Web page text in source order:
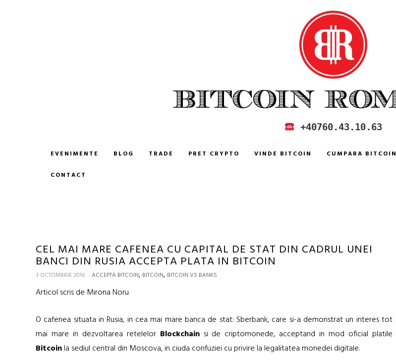
CUMPARA SI VINDE BITCOIN IN ROMANIA +40760.43.10.63
EVENIMENTE BLOG TRADE PRET CRYPTO VINDE BITCOIN CUMPARA BITCOIN
CONTACT
CEL MAI MARE CAFENEA CU CAPITAL DE STAT DIN CADRUL UNEI
BANCI DIN RUSIA ACCEPTA PLATA IN BITCOIN
3 OCTOMBRIE 2016 ACCEPTA BITCOIN, BITCOIN, BITCOIN VS BANKS
Articol scris de Mirona Noru
O cafenea situata in Rusia, in cea mai mare banca de stat: Sberbank, care si-a demonstrat un interes tot
mai mare in dezvoltarea retelelor Blockchainsi de criptomonede, acceptand in mod oficial platile
Bitcoinla sediul central din Moscova, in ciuda confuziei cu privire la legalitatea monedei digitale.